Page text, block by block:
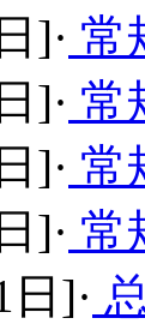
]· 常
]· 常
]· 常
]· 常
]·